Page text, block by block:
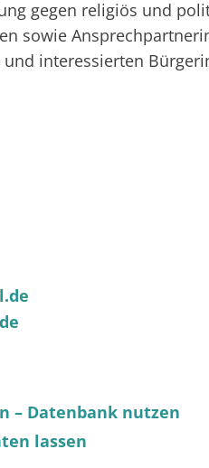
gegen religiös und
sowie
interessierten
– Datenbank nutzen
lassen